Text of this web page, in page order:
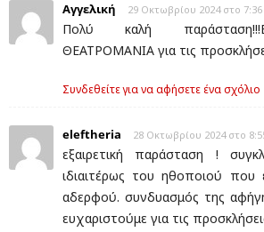
Αγγελική 29 Οκτωβρίου 2024 στο
Πολύ καλή
ΘΕΑΤΡΟΜΑΝΙΑ για τις
Συνδεθείτε για να αφήσετε ένα σχόλιο
eleftheria 28 Οκτωβρίου 2024 στο
εξαιρετική παράσταση !
ιδιαιτέρως του ηθοποιού που
αδερφού. συνδυασμός της
ευχαριστούμε για τις